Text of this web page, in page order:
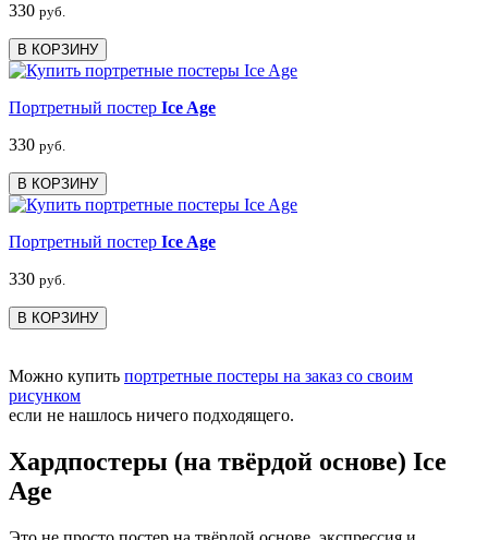
330 руб.
В КОРЗИНУ
Портретный постер Ice Age
330 руб.
В КОРЗИНУ
Портретный постер Ice Age
330 руб.
В КОРЗИНУ
Можно купить портретные постеры на заказ со своим
рисунком
если не нашлось ничего подходящего.
Хардпостеры (на твёрдой основе) Ice
Age